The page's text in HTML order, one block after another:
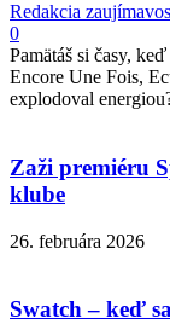
Redakcia
0
Pamätáš si časy,
Encore Une Fois,
explodoval
Zaži premiéru
klube
26. februára 2026
Swatch – keď